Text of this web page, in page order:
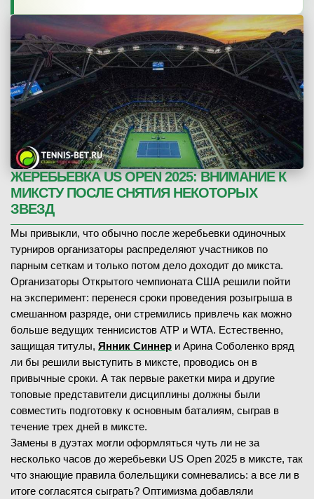
ЖЕРЕБЬЕВКА US OPEN 2025: ВНИМАНИЕ К
МИКСТУ ПОСЛЕ СНЯТИЯ НЕКОТОРЫХ
ЗВЕЗД
Мы привыкли, что обычно после жеребьевки одиночных
турниров организаторы распределяют участников по
парным сеткам и только потом дело доходит до микста.
Организаторы Открытого чемпионата США решили пойти
на эксперимент: перенеся сроки проведения розыгрыша в
смешанном разряде, они стремились привлечь как можно
больше ведущих теннисистов ATP и WTA. Естественно,
защищая титулы, Янник Синнер и Арина Соболенко вряд
ли бы решили выступить в миксте, проводись он в
привычные сроки. А так первые ракетки мира и другие
топовые представители дисциплины должны были
совместить подготовку к основным баталиям, сыграв в
течение трех дней в миксте.
Замены в дуэтах могли оформляться чуть ли не за
несколько часов до жеребьевки US Open 2025 в миксте, так
что знающие правила болельщики сомневались: а все ли в
итоге согласятся сыграть? Оптимизма добавляли